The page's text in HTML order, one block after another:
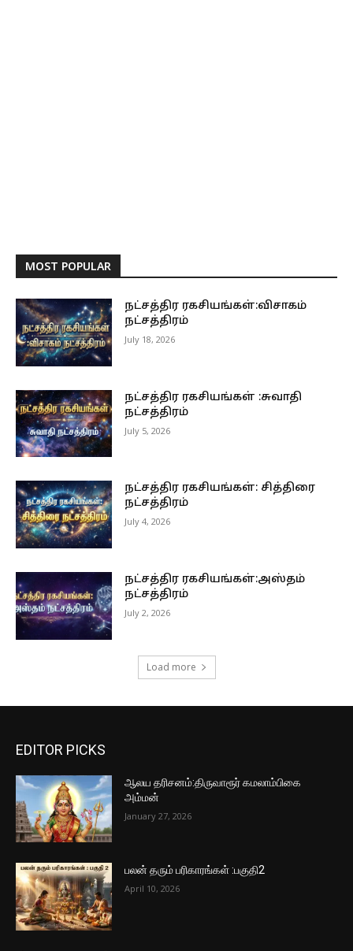
MOST POPULAR
நட்சத்திர ரகசியங்கள்:விசாகம்
நட்சத்திரம்
July 18, 2026
நட்சத்திர ரகசியங்கள் :சுவாதி
நட்சத்திரம்
July 5, 2026
நட்சத்திர ரகசியங்கள்: சித்திரை
நட்சத்திரம்
July 4, 2026
நட்சத்திர ரகசியங்கள்:அஸ்தம்
நட்சத்திரம்
July 2, 2026
Load more
EDITOR PICKS
ஆலய தரிசனம்:திருவாரூர் கமலாம்பிகை
அம்மன்
January 27, 2026
பலன் தரும் பரிகாரங்கள் :பகுதி2
April 10, 2026